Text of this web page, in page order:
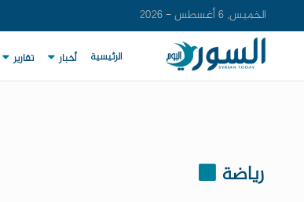
الخميس, 6 أغسطس - 2026
الرئيسية أخبار تقارير
رياضة